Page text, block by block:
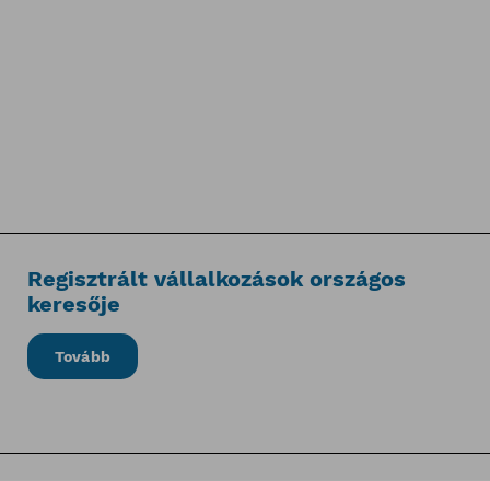
Regisztrált vállalkozások országos
keresője
Tovább